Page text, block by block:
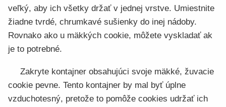
veľký, aby ich všetky držať v jednej vrstve. Umiestnite
žiadne tvrdé, chrumkavé sušienky do inej nádoby.
Rovnako ako u mäkkých cookie, môžete vyskladať ak
je to potrebné.
Zakryte kontajner obsahujúci svoje mäkké, žuvacie
cookie pevne. Tento kontajner by mal byť úplne
vzduchotesný, pretože to pomôže cookies udržať ich